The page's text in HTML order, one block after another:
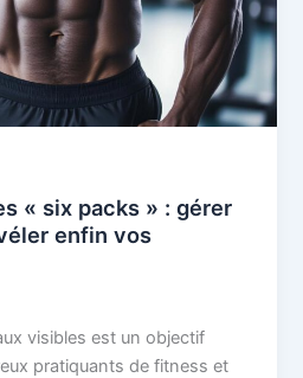
« six packs » : gérer
enfin vos
visibles est un objectif
pratiquants de fitness et